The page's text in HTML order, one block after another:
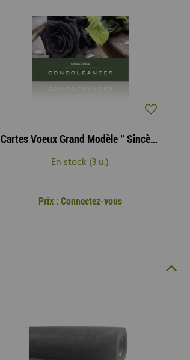
Cartes Voeux Grand Modèle " Sincères Condoléances " ( x 10 )
En stock (3 u.)
Prix : Connectez-vous